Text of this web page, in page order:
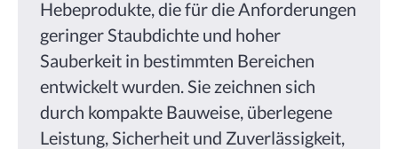
Hebeprodukte, die für die Anforderungen
geringer Staubdichte und hoher
Sauberkeit in bestimmten Bereichen
entwickelt wurden. Sie zeichnen sich
durch kompakte Bauweise, überlegene
Leistung, Sicherheit und Zuverlässigkeit,